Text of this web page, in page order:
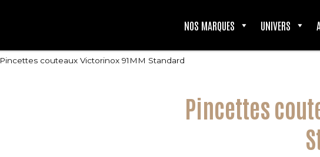
NOS MARQUES UNIVERS
Pincettes couteaux Victorinox 91MM Standard
Pincettes